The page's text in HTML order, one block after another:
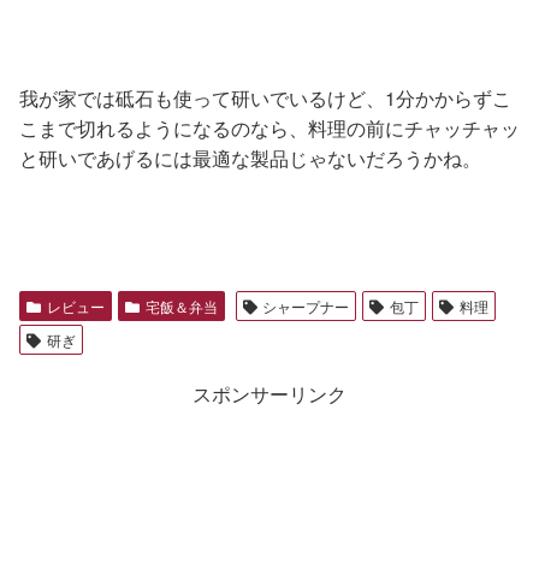
我が家では砥石も使って研いでいるけど、1分かからずこ
こまで切れるようになるのなら、料理の前にチャッチャッ
と研いであげるには最適な製品じゃないだろうかね。
レビュー 宅飯＆弁当 シャープナー 包丁
料理
研ぎ
スポンサーリンク